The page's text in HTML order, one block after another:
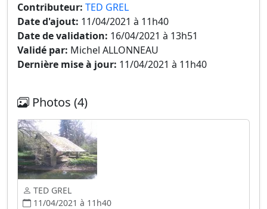
Contributeur: TED GREL
Date d'ajout: 11/04/2021 à 11h40
Date de validation: 16/04/2021 à 13h51
Validé par: Michel ALLONNEAU
Dernière mise à jour: 11/04/2021 à 11h40
Photos (4)
TED GREL
11/04/2021 à 11h40